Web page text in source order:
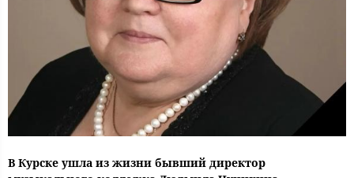
В Курске ушла из жизни бывший директор